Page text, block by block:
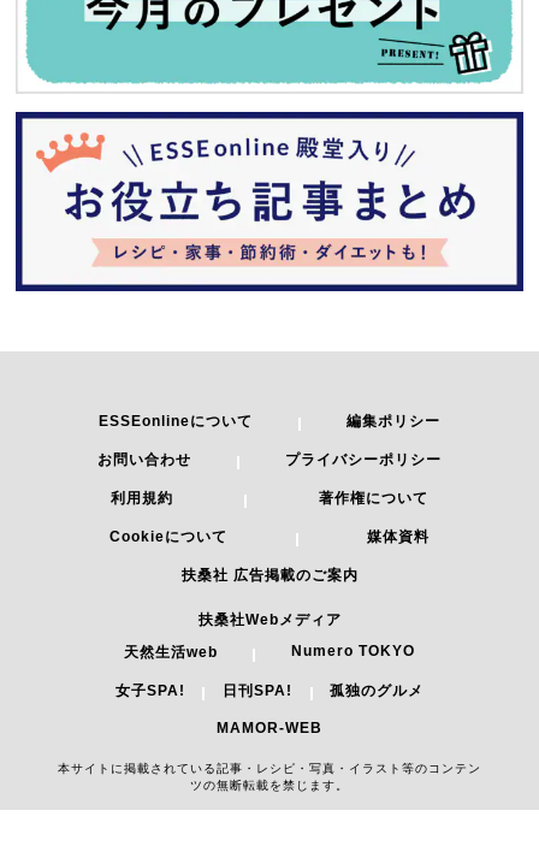
ESSEonlineについて 編集ポリシー
お問い合わせ プライバシーポリシー
利用規約 著作権について
Cookieについて 媒体資料
扶桑社 広告掲載のご案内
扶桑社Webメディア
天然生活web
Numero TOKYO
女子SPA! 日刊SPA! 孤独のグルメ
MAMOR-WEB
本サイトに掲載されている記事・レシピ・写真・イラスト等のコンテン
ツの無断転載を禁じます。